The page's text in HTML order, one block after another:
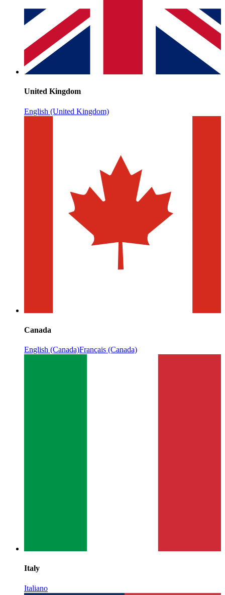
United Kingdom
English (United Kingdom)
Canada
English (Canada)Français (Canada)
Italy
Italiano